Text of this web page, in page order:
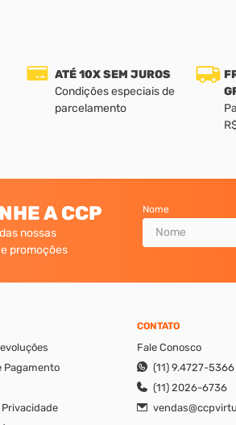
ATÉ 10X SEM JUROS
Condições especiais de
parcelamento
A CCP
nossas
promoções
Nome
Pagamento
CONTATO
Fale Conosco
(11) 9.4727-5366
(11) 2026-6736